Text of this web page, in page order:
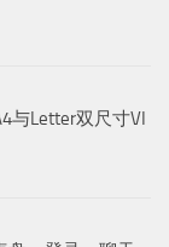
与Letter双尺寸VI